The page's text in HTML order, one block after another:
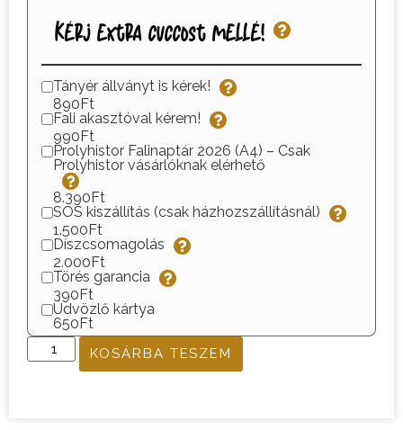
Kérj extra cuccost mellé!
Tányér állványt is kérek!
890Ft
Fali akasztóval kérem!
990Ft
Prolyhistor Falinaptár 2026 (A4) – Csak
Prolyhistor vásárlóknak elérhető
8.390Ft
SOS kiszállítás (csak házhozszállításnál)
1.500Ft
Díszcsomagolás
2.000Ft
Törés garancia
390Ft
Üdvözlő kártya
650Ft
KOSÁRBA TESZEM